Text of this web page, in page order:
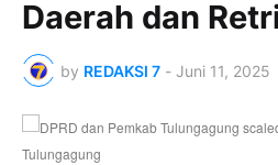
Daerah dan
by REDAKSI 7 - Juni 11, 2025